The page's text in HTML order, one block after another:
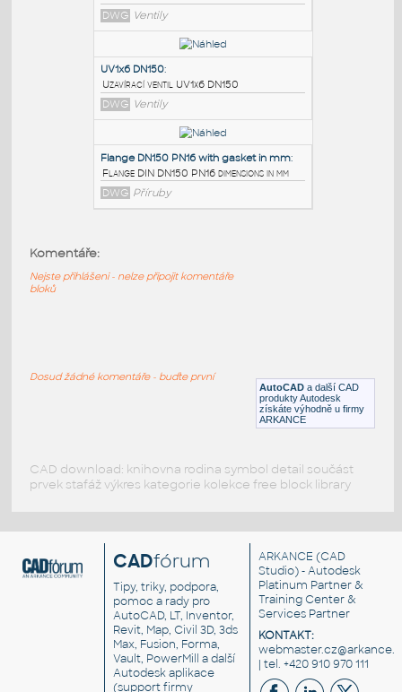
Naval Рn16 DN150:
Naval DN150
DWG Ventily
UV2x6 DN150:
Uzavírací ventil UV2x6 DN150
DWG Ventily
DWG Ventily
AutoCAD a další CAD
produkty Autodesk
získáte výhodně u firmy
ARKANCE
Komentáře:
Nejste přihlášeni - nelze připojit komentáře
bloků
Dosud žádné komentáře - buďte první
CAD download: knihovna rodina symbol detail součást
prvek stafáž výkres kategorie kolekce free block library
CADfórum
Tipy, triky, podpora,
pomoc a rady pro
AutoCAD, LT, Inventor,
Revit, Map, Civil 3D, 3ds
Max, Fusion, Forma,
Vault, PowerMill a další
Autodesk aplikace
(support firmy
ARKANCE (CAD
Studio) - Autodesk
Platinum Partner &
Training Center &
Services Partner
KONTAKT:
| tel. +420 910 970 111